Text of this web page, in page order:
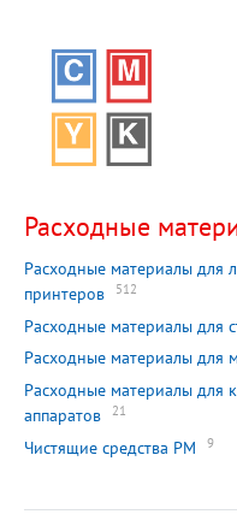
Расходные
Расходные материалы для
принтеров
512
Расходные материалы для
Расходные материалы для
Расходные материалы для
аппаратов
21
Чистящие средства РМ 9